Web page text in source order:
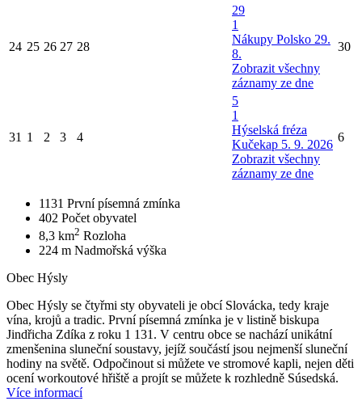
24 25 26 27 28
29
1
Nákupy Polsko 29.
8.
Zobrazit všechny
záznamy ze dne
30
31 1 2 3 4
5
1
Hýselská fréza
Kučekap 5. 9. 2026
Zobrazit všechny
záznamy ze dne
6
1131 První písemná zmínka
402 Počet obyvatel
8,3 km2 Rozloha
224 m Nadmořská výška
Obec Hýsly
Obec Hýsly se čtyřmi sty obyvateli je obcí Slovácka, tedy kraje
vína, krojů a tradic. První písemná zmínka je v listině biskupa
Jindřicha Zdíka z roku 1 131. V centru obce se nachází unikátní
zmenšenina sluneční soustavy, jejíž součástí jsou nejmenší sluneční
hodiny na světě. Odpočinout si můžete ve stromové kapli, nejen děti
ocení workoutové hřiště a projít se můžete k rozhledně Súsedská.
Více informací